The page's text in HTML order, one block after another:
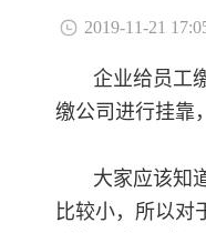
2019-11-21
企业给员工
缴公司进行挂靠
大家应该知
比较小，所以对